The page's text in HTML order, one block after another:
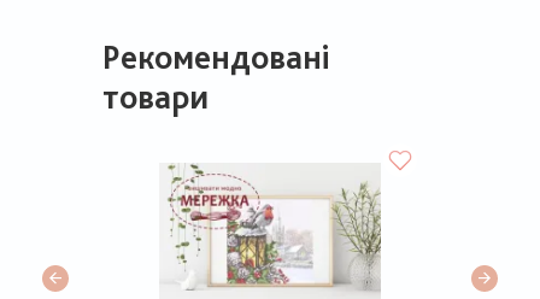
Рекомендовані
товари